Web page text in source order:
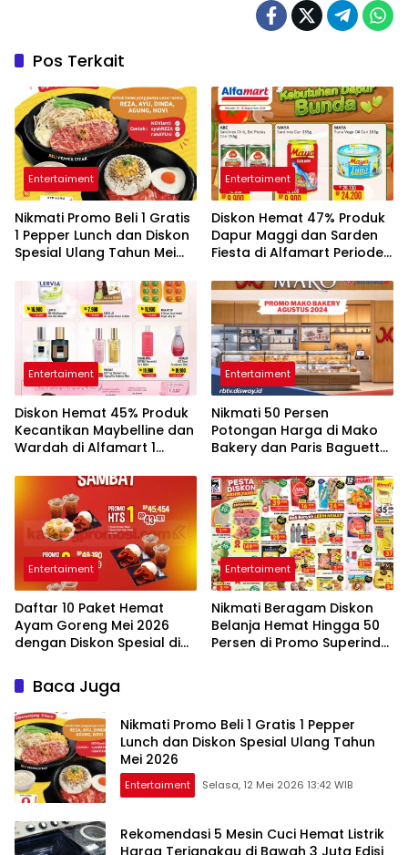
Pos Terkait
Entertaiment
Nikmati Promo Beli 1 Gratis
1 Pepper Lunch dan Diskon
Spesial Ulang Tahun Mei
Entertaiment
Diskon Hemat 47% Produk
Dapur Maggi dan Sarden
Fiesta di Alfamart Periode 1
Entertaiment
Diskon Hemat 45% Produk
Kecantikan Maybelline dan
Wardah di Alfamart 1
Entertaiment
Nikmati 50 Persen
Potongan Harga di Mako
Bakery dan Paris Baguette
Entertaiment
Daftar 10 Paket Hemat
Ayam Goreng Mei 2026
dengan Diskon Spesial di
Entertaiment
Nikmati Beragam Diskon
Belanja Hemat Hingga 50
Persen di Promo Superindo
Baca Juga
Nikmati Promo Beli 1 Gratis 1 Pepper
Lunch dan Diskon Spesial Ulang Tahun
Mei 2026
Entertaiment Selasa, 12 Mei 2026 13:42 WIB
Rekomendasi 5 Mesin Cuci Hemat Listrik